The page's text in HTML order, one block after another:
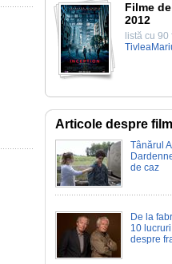
Filme
2012
listă cu
Articole despre film
Tânărul
de caz
De la
10
despre